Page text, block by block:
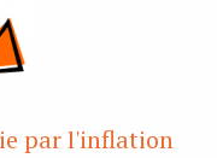
par l'inflation